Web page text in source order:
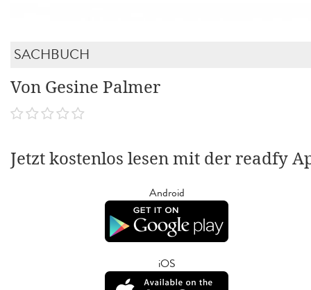
SACHBUCH
Von Gesine Palmer
Jetzt kostenlos lesen mit der readfy
Android
iOS